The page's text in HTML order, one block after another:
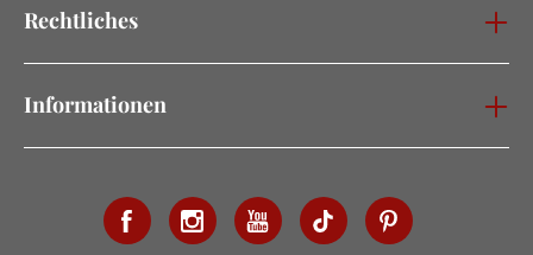
Rechtliches
Informationen